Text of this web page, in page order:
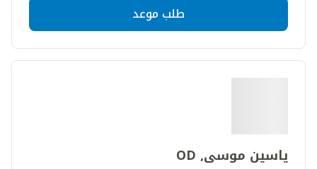
طلب موعد
ياسين موسى, OD